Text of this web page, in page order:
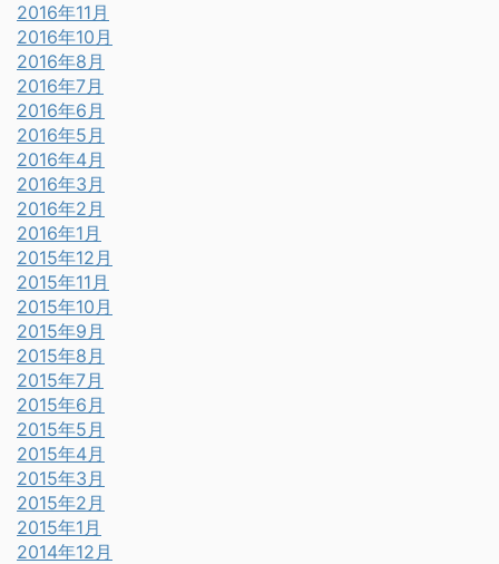
2016年11月
2016年10月
2016年8月
2016年7月
2016年6月
2016年5月
2016年4月
2016年3月
2016年2月
2016年1月
2015年12月
2015年11月
2015年10月
2015年9月
2015年8月
2015年7月
2015年6月
2015年5月
2015年4月
2015年3月
2015年2月
2015年1月
2014年12月